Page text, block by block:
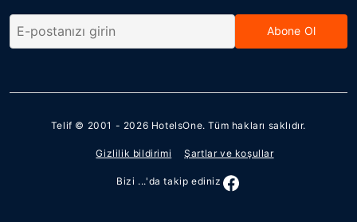
Abone Ol
Telif © 2001 - 2026 HotelsOne. Tüm hakları saklıdır.
Gizlilik bildirimi Şartlar ve koşullar
Bizi ...'da takip ediniz